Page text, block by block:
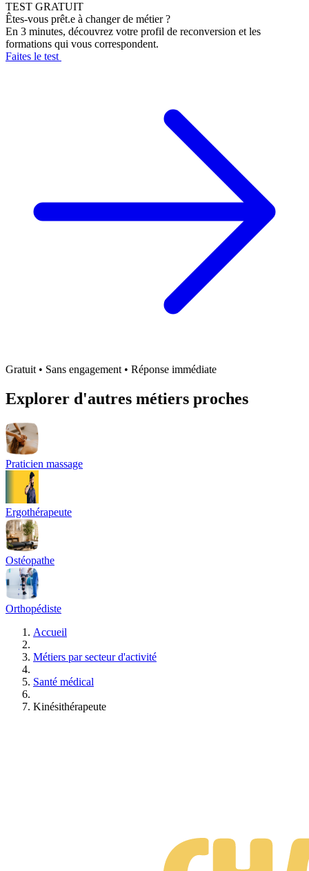
TEST GRATUIT
Êtes-vous prêt.e à changer de métier ?
En 3 minutes, découvrez votre profil de reconversion et les
formations qui vous correspondent.
Faites le test
Gratuit • Sans engagement • Réponse immédiate
Explorer d'autres métiers proches
Praticien massage
Ergothérapeute
Ostéopathe
Orthopédiste
Accueil
Métiers par secteur d'activité
Santé médical
Kinésithérapeute